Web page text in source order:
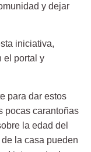
y dejar
iniciativa,
el portal y
para dar estos
pocas carantoñas
la edad del
la casa pueden